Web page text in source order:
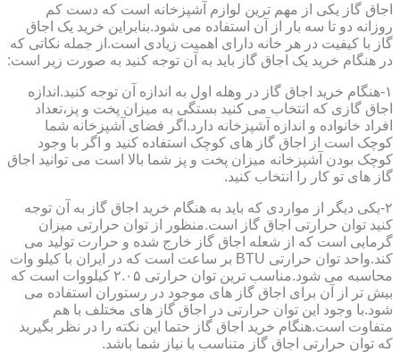
اجاق گاز یکی از مهم ترین لوازم آشپزخانه است که دست کم
روزانه دو تا سه بار از آن استفاده می شود.بنابراین خرید یک اجاق
گاز با کیفیت در هر خانه دارای اهمیت زیادی است.از جمله نکاتی که
در هنگام خرید یک اجاق گاز باید به آن توجه کنید به صورت زیر است:
۱-هنگام خرید اجاق گاز در وهله اول به اندازه آن توجه کنید.اندازه
اجاق گازی که انتخاب می کنید بستگی به میزان پخت و پز،تعداد
افراد خانواده و اندازه آشپزخانه دارد.اگر فضای آشپزخانه شما
کوچک است از اجاق گاز های کوچک استفاده کنید و اگر با وجود
کوچک بودن آشپزخانه میزان پخت و پز شما بالا است می توانید اجاق
گاز های تو کار را انتخاب کنید.
۲-یکی دیگر از مواردی که باید به هنگام خرید اجاق گاز به آن توجه
کنید توان حرارتی اجاق گاز است.منظور از توان حرارتی میزان
گرمایی است که از شعله اجاق گاز خارج شده و حرارت تولید می
کند.واحد توان حرارتی BTU بر ساعت است که در ایران با کیلو وات
محاسبه می شود.مناسب ترین توان حرارتی ۲.۰۵ کیلووات است که
بیش تر از آن برای اجاق گاز های موجود در رستوران استفاده می
شود.با وجود این توان حرارتی در اجاق گاز های مختلف با هم
متفاوت است.هنگام خرید اجاق گاز حتما این نکته را در نظر بگیرید
که توان حرارتی اجاق گاز متناسب با نیاز شما باشد.